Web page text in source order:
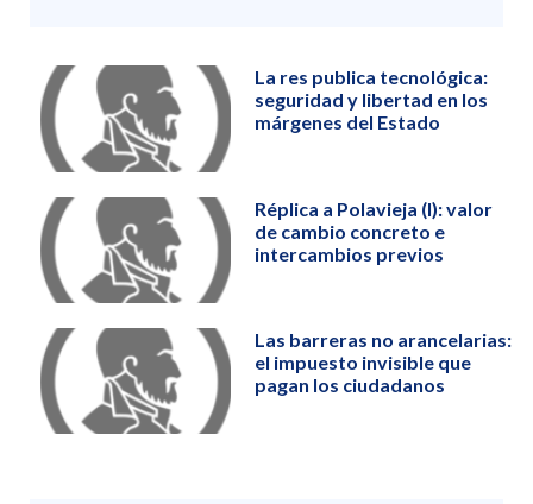
La res publica tecnológica:
seguridad y libertad en los
márgenes del Estado
Réplica a Polavieja (I): valor
de cambio concreto e
intercambios previos
Las barreras no arancelarias:
el impuesto invisible que
pagan los ciudadanos